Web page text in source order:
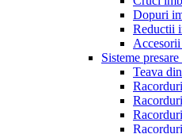
Dopuri
Reductii
Sisteme
Teava